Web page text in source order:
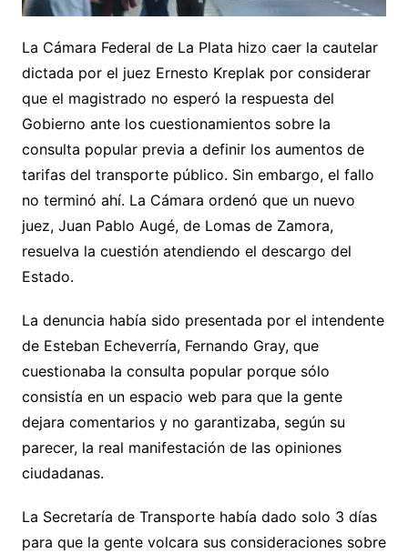
La Cámara Federal de La Plata hizo caer la cautelar
dictada por el juez Ernesto Kreplak por considerar
que el magistrado no esperó la respuesta del
Gobierno ante los cuestionamientos sobre la
consulta popular previa a definir los aumentos de
tarifas del transporte público. Sin embargo, el fallo
no terminó ahí. La Cámara ordenó que un nuevo
juez, Juan Pablo Augé, de Lomas de Zamora,
resuelva la cuestión atendiendo el descargo del
Estado.
La denuncia había sido presentada por el intendente
de Esteban Echeverría, Fernando Gray, que
cuestionaba la consulta popular porque sólo
consistía en un espacio web para que la gente
dejara comentarios y no garantizaba, según su
parecer, la real manifestación de las opiniones
ciudadanas.
La Secretaría de Transporte había dado solo 3 días
para que la gente volcara sus consideraciones sobre